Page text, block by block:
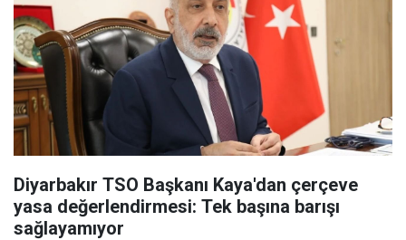
Diyarbakır TSO Başkanı Kaya'dan çerçeve
yasa değerlendirmesi: Tek başına barışı
sağlayamıyor